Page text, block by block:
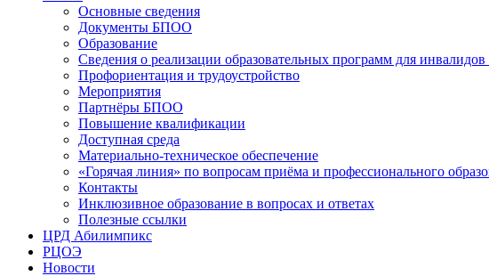
Основные сведения
Документы БПОО
Образование
Сведения о реализации образовательных программ для
Профориентация и трудоустройство
Мероприятия
Партнёры БПОО
Повышение квалификации
Доступная среда
Материально-техническое обеспечение
«Горячая линия» по вопросам приёма и профессионального
Контакты
Инклюзивное образование в вопросах и ответах
Полезные ссылки
ЦРД Абилимпикс
РЦОЭ
Новости